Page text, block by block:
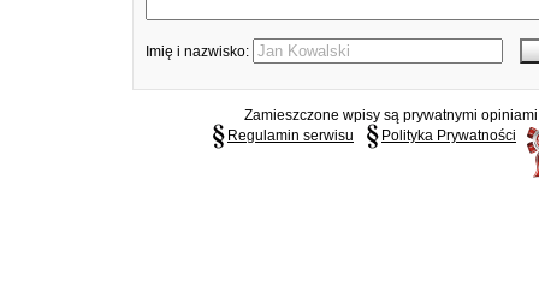
Imię i nazwisko:
Zamieszczone wpisy są prywatnymi
Regulamin serwisu
Polityka Prywatności